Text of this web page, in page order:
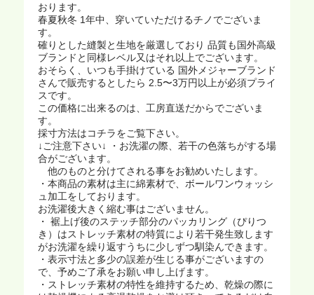
おります。
春夏秋冬 1年中、穿いていただけるチノでございま
す。
確りとした縫製と生地を厳選しており 品質も国外高級
ブランドと同様レベル又はそれ以上でございます。
おそらく、いつも手掛けている 国外メジャーブランド
さんで販売するとしたら 2.5〜3万円以上が必須プライ
スです。
この価格に出来るのは、工房直送だからでございま
す。
採寸方法はコチラをご覧下さい。
↓ご注意下さい↓ ・お洗濯の際、若干の色落ちがする場
合がございます。
他のものと分けてされる事をお勧めいたします。
・本商品の素材は主に綿素材で、ボールワンウォッシ
ュ加工をしております。
お洗濯後大きく縮む事はございません。
・ 裾上げ後のステッチ部分のパッカリング（ぴりつ
き）はストレッチ素材の特質により若干発生致します
がお洗濯を繰り返すうちに少しずつ馴染んできます。
・表示寸法と多少の誤差が生じる事がございますの
で、予めご了承をお願い申し上げます。
・ストレッチ素材の特性を維持するため、乾燥の際に